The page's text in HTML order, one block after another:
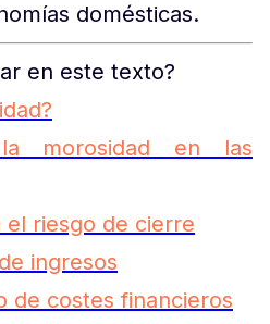
domésticas.
en este texto?
morosidad en las
el riesgo de cierre
ingresos
de costes financieros